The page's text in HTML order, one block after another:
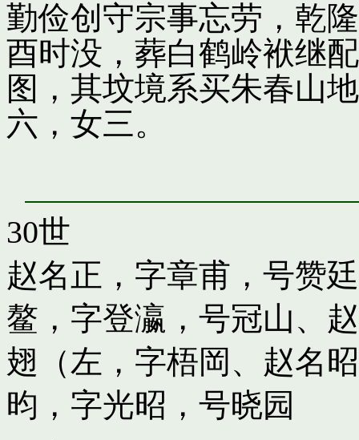
勤俭创守宗事忘劳，乾
酉时没，葬白鹤岭袱继
图，其坟境系买朱春山
六，女三。
30世
赵名正，字章甫，号赞廷
鳌，字登瀛，号冠山、
翅（左，字梧岡 、 赵名
昀，字光昭，号晓园